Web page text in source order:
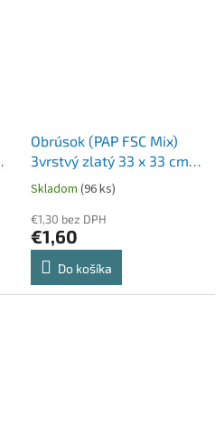
Obrúsok (PAP FSC Mix)
3vrstvý zlatý 33 x 33 cm
[20 ks]
Skladom (96 ks)
€1,30 bez DPH
€1,60
Do košíka